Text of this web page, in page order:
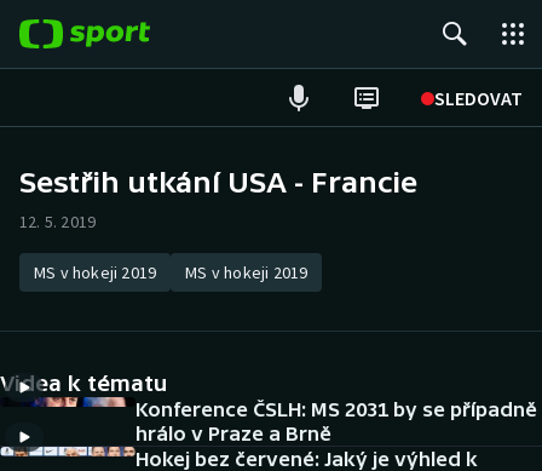
SLEDOVAT
Hokej
Tenis
Atletika
Cyklistika
DALŠÍ SPORTY
Sestřih utkání USA - Francie
12. 5. 2019
MS v hokeji 2019 MS v hokeji 2019
Videa k tématu
Konference ČSLH: MS 2031 by se případně
hrálo v Praze a Brně
Hokej bez červené: Jaký je výhled k